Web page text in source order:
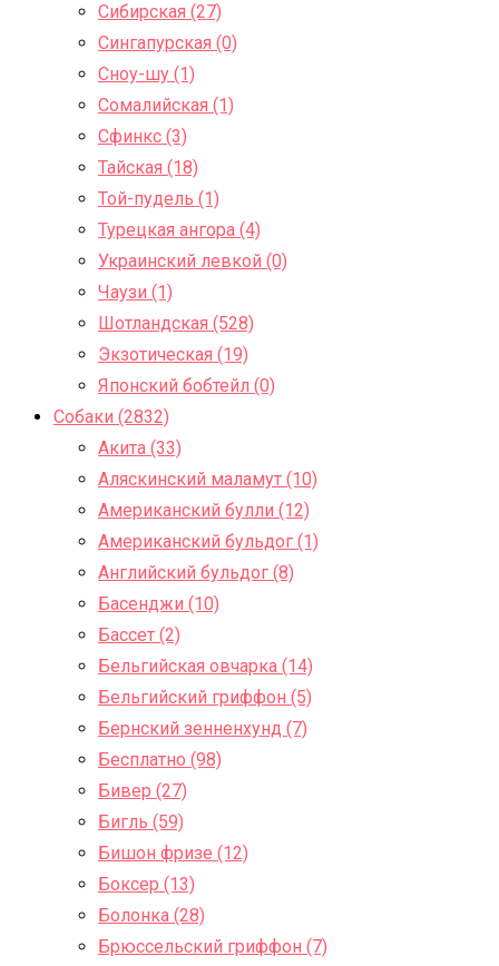
Сибирская (27)
Сингапурская (0)
Сноу-шу (1)
Сомалийская (1)
Сфинкс (3)
Тайская (18)
Той-пудель (1)
Турецкая ангора (4)
Украинский левкой (0)
Чаузи (1)
Шотландская (528)
Экзотическая (19)
Японский бобтейл (0)
Собаки (2832)
Акита (33)
Аляскинский маламут (10)
Американский булли (12)
Американский бульдог (1)
Английский бульдог (8)
Басенджи (10)
Бассет (2)
Бельгийская овчарка (14)
Бельгийский гриффон (5)
Бернский зенненхунд (7)
Бесплатно (98)
Бивер (27)
Бигль (59)
Бишон фризе (12)
Боксер (13)
Болонка (28)
Брюссельский гриффон (7)